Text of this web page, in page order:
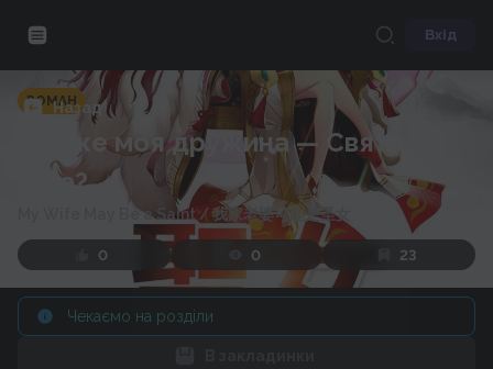
Вхід
Назад
РОМАН
Невже моя дружина — Свята
Діва?
My Wife May Be a Saint /我家老婆可能是圣女
0 0 23
Чекаємо на розділи